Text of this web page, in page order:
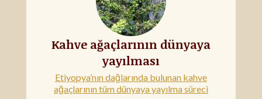
Kahve ağaçlarının dünyaya
yayılması
Etiyopya’nın dağlarında bulunan kahve
ağaçlarının tüm dünyaya yayılma süreci